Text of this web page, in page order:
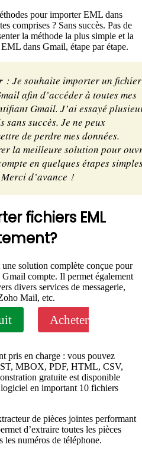
pour importer EML dans
comprises ? Sans succès. Pas de
la méthode la plus simple et la
dans Gmail, étape par étape.
: Je souhaite importer un fichier
afin d’accéder à toutes mes
Gmail. J’ai essayé
sans succès. Je ne peux
de perdre mes données.
la meilleure solution pour
en quelques étapes
d’avance !
fichiers EML
une solution complète conçue pour
compte. Il permet également
divers services de messagerie,
Mail, etc.
Acheter
pris en charge : vous pouvez
MBOX, PDF, HTML, CSV,
gratuite est disponible
en important 10 fichiers
de pièces jointes performant
d’extraire toutes les pièces
numéros de téléphone.